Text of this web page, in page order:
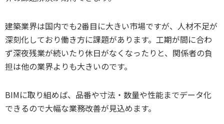
建築業界は国内でも2番目に大きい市場ですが、人材不足が
深刻化しており働き方に課題があります。工期が間に合わ
ず深夜残業が続いたり休日がなくなったりと、関係者の負
担は他の業界よりも大きいのです。
BIMに取り組めば、品番や寸法・数量や性能までデータ化
できるので大幅な業務改善が見込めます。